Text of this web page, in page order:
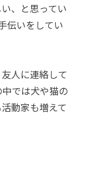
、と思ってい
伝いをしてい
人に連絡して
では犬や猫の
動家も増えて